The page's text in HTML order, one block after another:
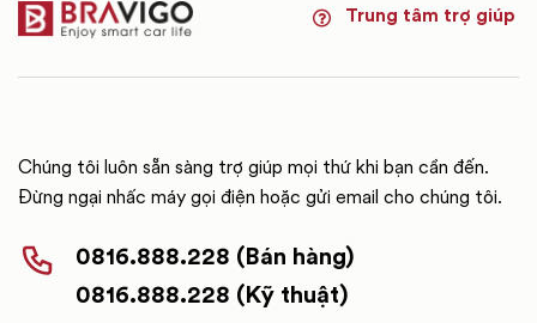
Trung tâm trợ giúp
Chúng tôi luôn sẵn sàng trợ giúp mọi thứ khi bạn cần đến.
Đừng ngại nhấc máy gọi điện hoặc gửi email cho chúng tôi.
0816.888.228 (Bán hàng)
0816.888.228 (Kỹ thuật)